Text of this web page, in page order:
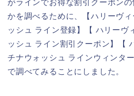
がラインでお得な割引クーポン
かを調べるために、【ハリーヴ
ッシュ ライン登録】【 ハリーヴ
ッシュ ライン割引クーポン】【
チナウォッシュ ラインウィンタ
で調べてみることにしました。